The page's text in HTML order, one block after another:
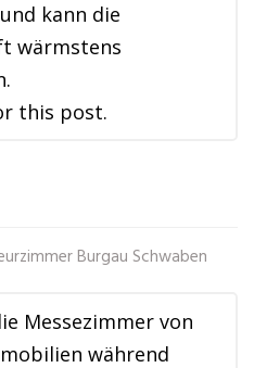
kann die
wärmstens
this post.
Burgau Schwaben
Messezimmer von
während